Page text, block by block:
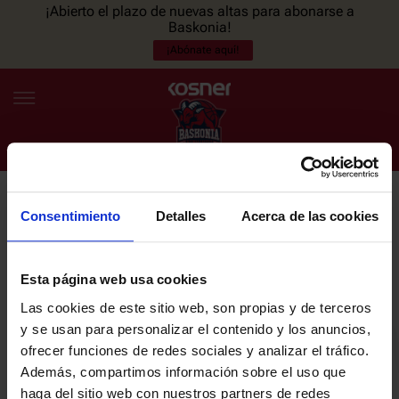
Consentimiento Detalles Acerca de las cookies
Esta página web usa cookies
Las cookies de este sitio web, son propias y de terceros
y se usan para personalizar el contenido y los anuncios,
ofrecer funciones de redes sociales y analizar el tráfico.
Además, compartimos información sobre el uso que
haga del sitio web con nuestros partners de redes
¡Abierto el plazo de nuevas altas para abonarse a
Baskonia!
¡Abónate aquí!
ES EU
NOTICIAS
PLANTILLA
ENTRADAS
NEWSLETTER
últimas noticias y promociones del club.
Email
He leído y acepto laPolítica de privacidaddel SASKI BASKONIA